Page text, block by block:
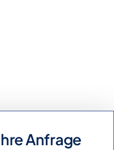
Anfrage